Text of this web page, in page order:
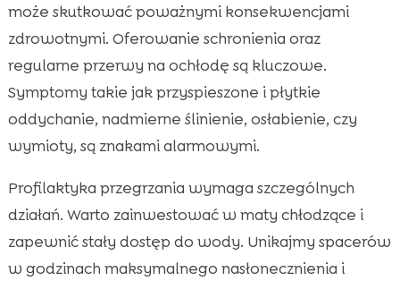
może skutkować poważnymi konsekwencjami
zdrowotnymi. Oferowanie schronienia oraz
regularne przerwy na ochłodę są kluczowe.
Symptomy takie jak przyspieszone i płytkie
oddychanie, nadmierne ślinienie, osłabienie, czy
wymioty, są znakami alarmowymi.
Profilaktyka przegrzania wymaga szczególnych
działań. Warto zainwestować w maty chłodzące i
zapewnić stały dostęp do wody. Unikajmy spacerów
w godzinach maksymalnego nasłonecznienia i